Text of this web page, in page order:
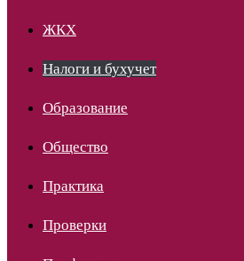
ЖКХ
Налоги и бухучет
Образование
Общество
Практика
Проверки